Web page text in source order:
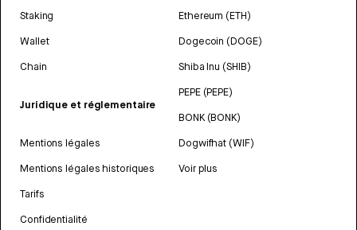
Staking
Wallet
Chain
Juridique et réglementaire
Mentions légales
Mentions légales historiques
Tarifs
Confidentialité
Ethereum (ETH)
Dogecoin (DOGE)
Shiba Inu (SHIB)
PEPE (PEPE)
BONK (BONK)
Dogwifhat (WIF)
Voir plus